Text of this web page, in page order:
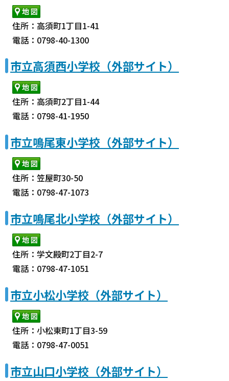
住所：高須町1丁目1-41
電話：0798-40-1300
市立高須西小学校（外部サイト）
住所：高須町2丁目1-44
電話：0798-41-1950
市立鳴尾東小学校（外部サイト）
住所：笠屋町30-50
電話：0798-47-1073
市立鳴尾北小学校（外部サイト）
住所：学文殿町2丁目2-7
電話：0798-47-1051
市立小松小学校（外部サイト）
住所：小松東町1丁目3-59
電話：0798-47-0051
市立山口小学校（外部サイト）